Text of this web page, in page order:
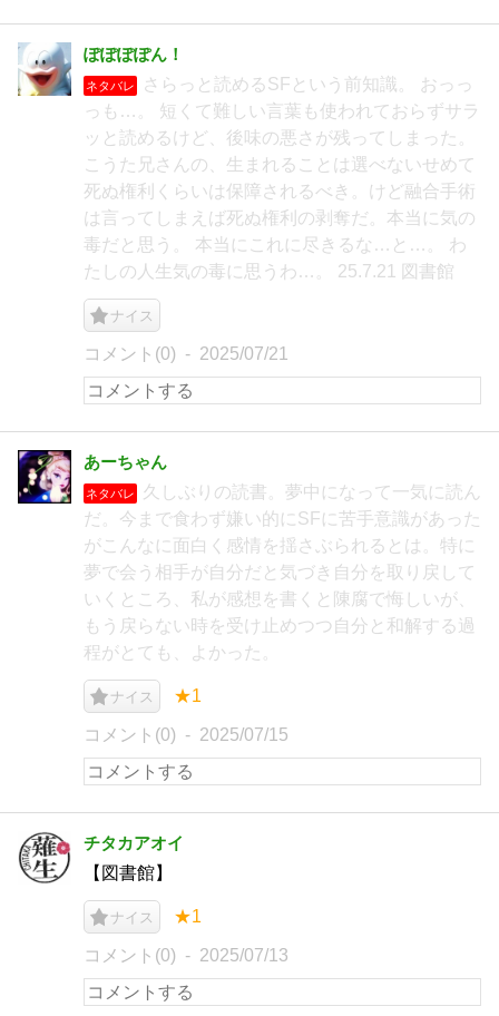
ぽぽぽぽん！
ネタバレ
さらっと読めるSFという前知識。 おっっ
っも…。 短くて難しい言葉も使われておらずサラ
ッと読めるけど、後味の悪さが残ってしまった。
こうた兄さんの、生まれることは選べないせめて
死ぬ権利くらいは保障されるべき。けど融合手術
は言ってしまえば死ぬ権利の剥奪だ。本当に気の
毒だと思う。 本当にこれに尽きるな…と…。 わ
たしの人生気の毒に思うわ…。 25.7.21 図書館
ナイス
コメント(0) 2025/07/21
あーちゃん
ネタバレ
久しぶりの読書。夢中になって一気に読ん
だ。今まで食わず嫌い的にSFに苦手意識があった
がこんなに面白く感情を揺さぶられるとは。特に
夢で会う相手が自分だと気づき自分を取り戻して
いくところ、私が感想を書くと陳腐で悔しいが、
もう戻らない時を受け止めつつ自分と和解する過
程がとても、よかった。
ナイス ★1
コメント(0) 2025/07/15
チタカアオイ
【図書館】
ナイス ★1
コメント(0) 2025/07/13